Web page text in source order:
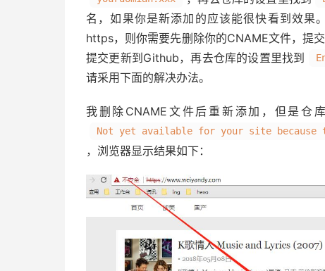
名，如果你是新添加的应该能很快看到效果
https，则你需要先删除你的CNAME文件，提
提交更新到Github，再去仓库的设置里找到
请采用下面的解决办法。
我删除CNAME文件后重新添加，但是仓
Not yet available for your site
，浏览器显示结果如下：